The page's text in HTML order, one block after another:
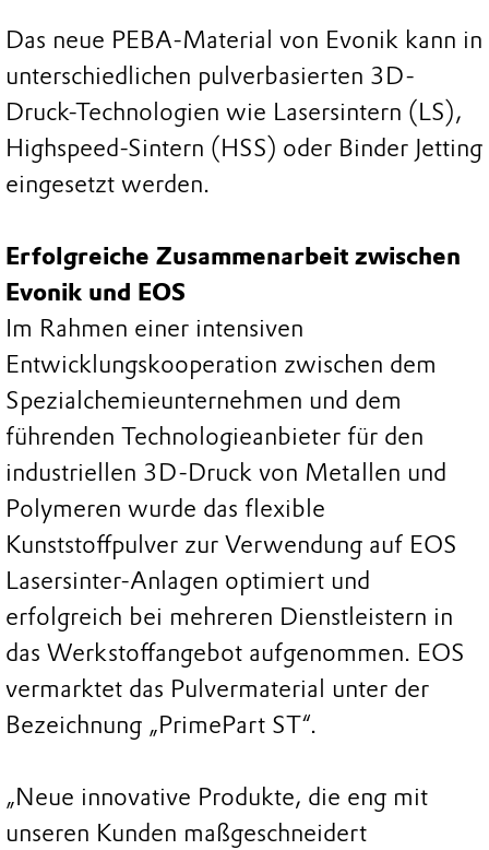
Das neue PEBA-Material von Evonik kann in
unterschiedlichen pulverbasierten 3D-
Druck-Technologien wie Lasersintern (LS),
Highspeed-Sintern (HSS) oder Binder Jetting
eingesetzt werden.
Erfolgreiche Zusammenarbeit zwischen
Evonik und EOS
Im Rahmen einer intensiven
Entwicklungskooperation zwischen dem
Spezialchemieunternehmen und dem
führenden Technologieanbieter für den
industriellen 3D-Druck von Metallen und
Polymeren wurde das flexible
Kunststoffpulver zur Verwendung auf EOS
Lasersinter-Anlagen optimiert und
erfolgreich bei mehreren Dienstleistern in
das Werkstoffangebot aufgenommen. EOS
vermarktet das Pulvermaterial unter der
Bezeichnung „PrimePart ST“.
„Neue innovative Produkte, die eng mit
unseren Kunden maßgeschneidert